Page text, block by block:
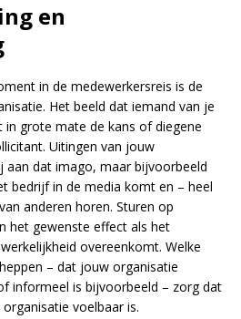
en
in de medewerkersreis is de
Het beeld dat iemand van je
grote mate de kans of diegene
Uitingen van jouw
aan dat imago, maar bijvoorbeeld
bedrijf in de media komt en – heel
anderen horen. Sturen op
het gewenste effect als het
overeenkomt. Welke
– dat jouw organisatie
informeel is bijvoorbeeld – zorg dat
voelbaar is.